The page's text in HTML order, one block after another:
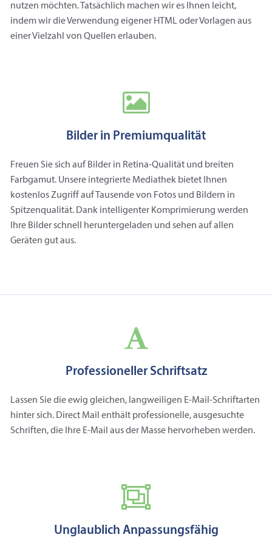
nutzen möchten. Tatsächlich machen wir es Ihnen leicht,
indem wir die Verwendung eigener HTML oder Vorlagen aus
einer Vielzahl von Quellen erlauben.
Bilder in Premiumqualität
Freuen Sie sich auf Bilder in Retina-Qualität und breiten
Farbgamut. Unsere integrierte Mediathek bietet Ihnen
kostenlos Zugriff auf Tausende von Fotos und Bildern in
Spitzenqualität. Dank intelligenter Komprimierung werden
Ihre Bilder schnell heruntergeladen und sehen auf allen
Geräten gut aus.
Professioneller Schriftsatz
Lassen Sie die ewig gleichen, langweiligen E‑Mail-Schriftarten
hinter sich. Direct Mail enthält professionelle, ausgesuchte
Schriften, die Ihre E‑Mail aus der Masse hervorheben werden.
Unglaublich Anpassungsfähig